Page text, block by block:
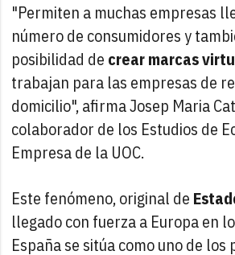
"Permiten a muchas empresas
número de consumidores y
posibilidad de crear marcas
trabajan para las empresas de
domicilio", afirma Josep Maria
colaborador de los Estudios de
Empresa de la UOC.
Este fenómeno, original de
llegado con fuerza a Europa en
España se sitúa como uno de los